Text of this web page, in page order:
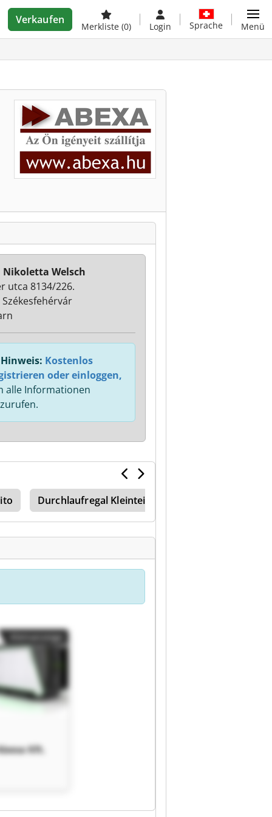
Verkaufen
Merkliste (0) Login Sprache Menü
Nikoletta Welsch
utca 8134/226.
Székesfehérvár
Kostenlos
oder einloggen,
alle Informationen
Durchlaufregal Kleinteile
Kft.